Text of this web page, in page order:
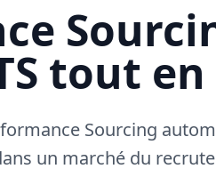
tout
Sourcing
un marché du